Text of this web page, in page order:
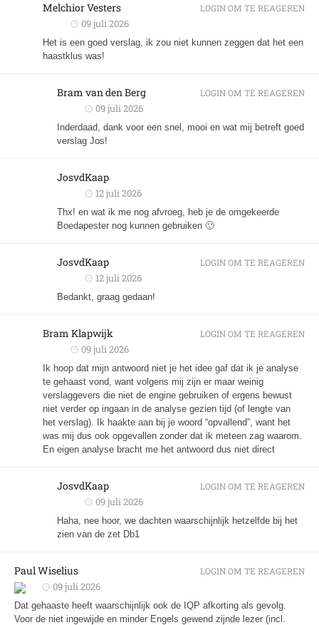
Melchior Vesters
09 juli 2026
Het is een goed verslag, ik zou niet kunnen zeggen dat het een
haastklus was!
LOGIN OM TE REAGEREN
Bram van den Berg
09 juli 2026
Inderdaad, dank voor een snel, mooi en wat mij betreft goed
verslag Jos!
LOGIN OM TE REAGEREN
JosvdKaap
12 juli 2026
Thx! en wat ik me nog afvroeg, heb je de omgekeerde
Boedapester nog kunnen gebruiken 🙂
JosvdKaap
12 juli 2026
Bedankt, graag gedaan!
LOGIN OM TE REAGEREN
Bram Klapwijk
09 juli 2026
Ik hoop dat mijn antwoord niet je het idee gaf dat ik je analyse
te gehaast vond, want volgens mij zijn er maar weinig
verslaggevers die niet de engine gebruiken of ergens bewust
niet verder op ingaan in de analyse gezien tijd (of lengte van
het verslag). Ik haakte aan bij je woord “opvallend”, want het
was mij dus ook opgevallen zonder dat ik meteen zag waarom.
En eigen analyse bracht me het antwoord dus niet direct
LOGIN OM TE REAGEREN
JosvdKaap
09 juli 2026
Haha, nee hoor, we dachten waarschijnlijk hetzelfde bij het
zien van de zet Db1
LOGIN OM TE REAGEREN
Paul Wiselius
09 juli 2026
Dat gehaaste heeft waarschijnlijk ook de IQP afkorting als gevolg.
Voor de niet ingewijde en minder Engels gewend zijnde lezer (incl.
LOGIN OM TE REAGEREN